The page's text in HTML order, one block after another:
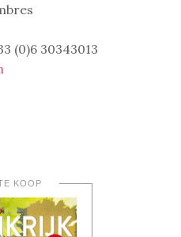
(0)6 30343013
KOOP